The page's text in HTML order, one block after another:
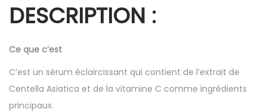
DESCRIPTION :
Ce que c’est
C’est un sérum éclaircissant qui contient de l’extrait de
Centella Asiatica et de la vitamine C comme ingrédients
principaux.